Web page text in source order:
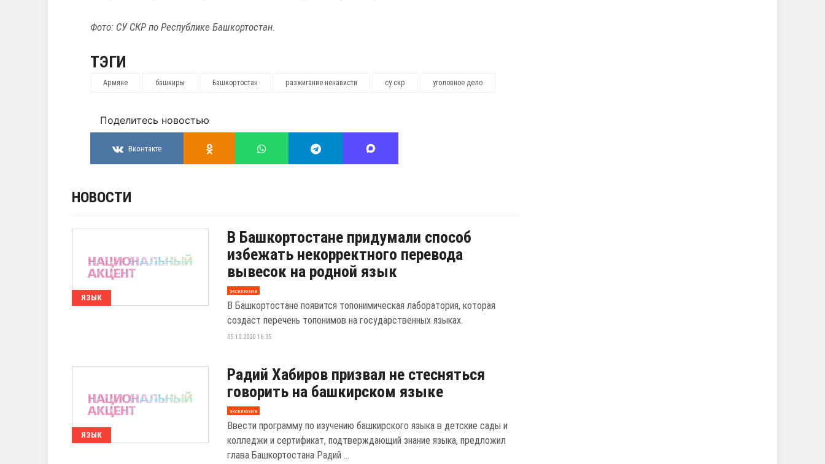
Фото: СУ СКР по Республике Башкортостан.
ТЭГИ
Армяне башкиры Башкортостан разжигание ненависти су скр уголовное дело
Поделитесь новостью
Вконтакте
НОВОСТИ
ЯЗЫК
В Башкортостане придумали способ
избежать некорректного перевода
вывесок на родной язык
эксклюзив
В Башкортостане появится топонимическая лаборатория, которая
создаст перечень топонимов на государственных языках.
05.10.2020 16:35
ЯЗЫК
Радий Хабиров призвал не стесняться
говорить на башкирском языке
эксклюзив
Ввести программу по изучению башкирского языка в детские сады и
колледжи и сертификат, подтверждающий знание языка, предложил
глава Башкортостана Радий ...